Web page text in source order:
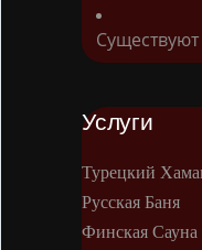
Услуги
Турецкий
Русская Баня
Финская Сауна